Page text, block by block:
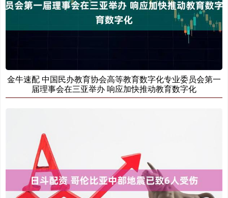
金牛速配 中国民办教育协会高等教育数字化专业委员会第一
届理事会在三亚举办 响应加快推动教育数字化